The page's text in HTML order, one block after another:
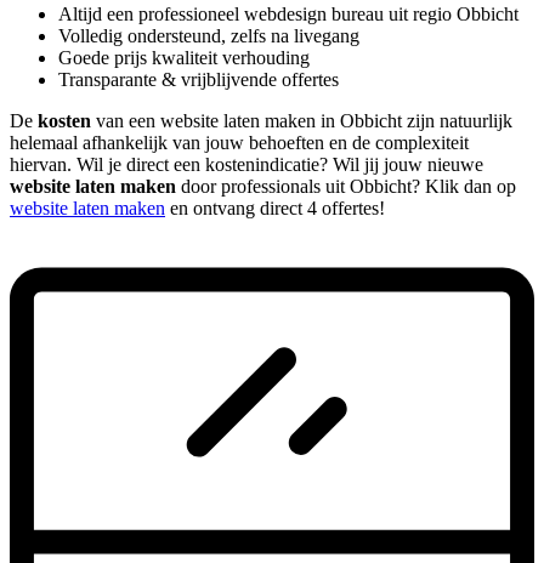
Altijd een professioneel webdesign bureau uit regio Obbicht
Volledig ondersteund, zelfs na livegang
Goede prijs kwaliteit verhouding
Transparante & vrijblijvende offertes
De kosten van een website laten maken in Obbicht zijn natuurlijk
helemaal afhankelijk van jouw behoeften en de complexiteit
hiervan. Wil je direct een kostenindicatie? Wil jij jouw nieuwe
website laten maken door professionals uit Obbicht? Klik dan op
website laten maken en ontvang direct 4 offertes!